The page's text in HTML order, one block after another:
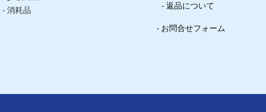
消耗品
返品について
お問合せフォーム